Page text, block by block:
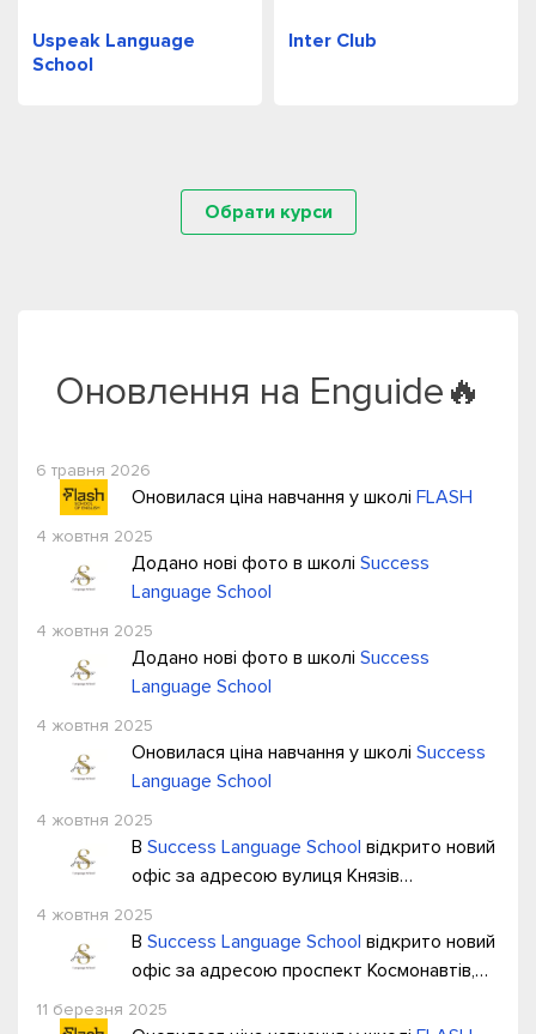
Uspeak Language
School
Inter Club
Обрати курси
Оновлення на Enguide🔥
6 травня 2026
Оновилася ціна навчання у школі FLASH
4 жовтня 2025
Додано нові фото в школі Success
Language School
4 жовтня 2025
Додано нові фото в школі Success
Language School
4 жовтня 2025
Оновилася ціна навчання у школі Success
Language School
4 жовтня 2025
В Success Language School відкрито новий
офіс за адресою вулиця Князів
Коріатовичів, 205
4 жовтня 2025
В Success Language School відкрито новий
офіс за адресою проспект Космонавтів,
30А
11 березня 2025